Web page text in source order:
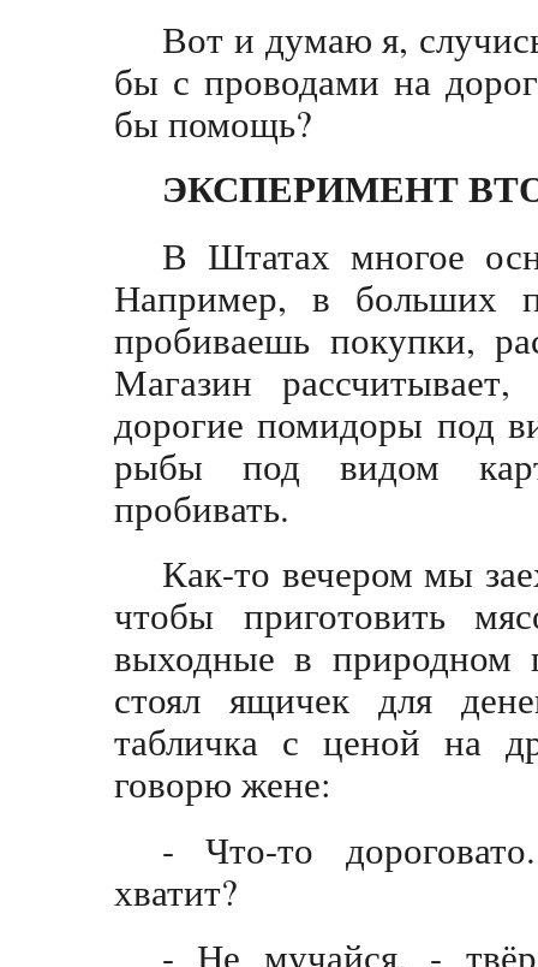
Вот и думаю я,
бы с проводами на
бы помощь?
ЭКСПЕРИМЕНТ
В Штатах многое
Например, в больших
пробиваешь покупки,
Магазин
дорогие помидоры под
рыбы под видом
пробивать.
Как-то вечером мы
чтобы приготовить
выходные в природном
стоял ящичек для
табличка с ценой на
говорю жене:
- Что-то
хватит?
- Не мучайся, -